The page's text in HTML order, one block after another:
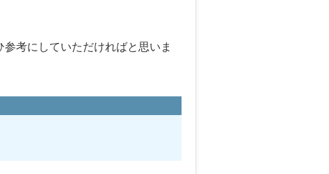
考にしていただければと思いま